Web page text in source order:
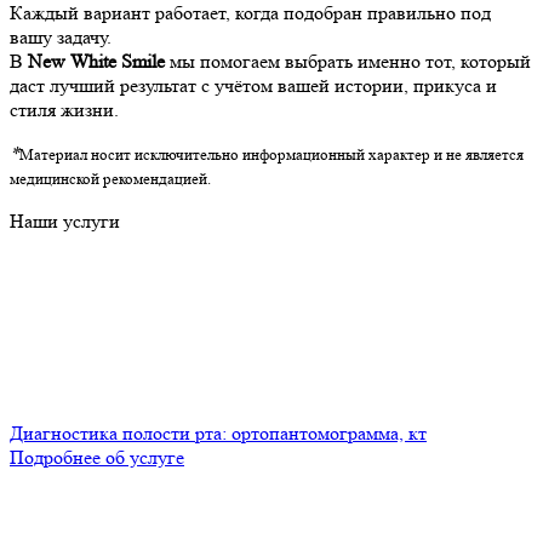
Каждый вариант работает, когда подобран правильно под
вашу задачу.
ВNew White Smileмы помогаем выбрать именно тот, который
даст лучший результат с учётом вашей истории, прикуса и
стиля жизни.
*Материал носит исключительно информационный характер и не является
медицинской рекомендацией.
Наши услуги
Диагностика полости рта: ортопантомограмма, кт
Подробнее об услуге